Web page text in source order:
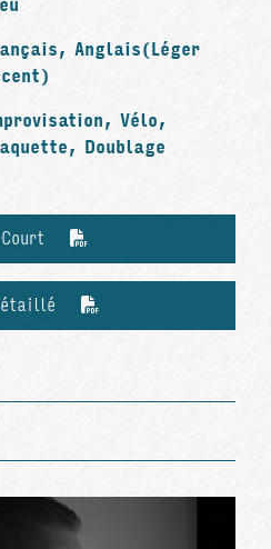
Anglais(Léger
Vélo,
Doublage